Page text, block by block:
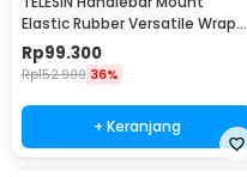
Elastic Rubber Versatile Wrap
Action Camera - TLQ-001
Rp99.300
Rp152.900 36%
+ Keranjang